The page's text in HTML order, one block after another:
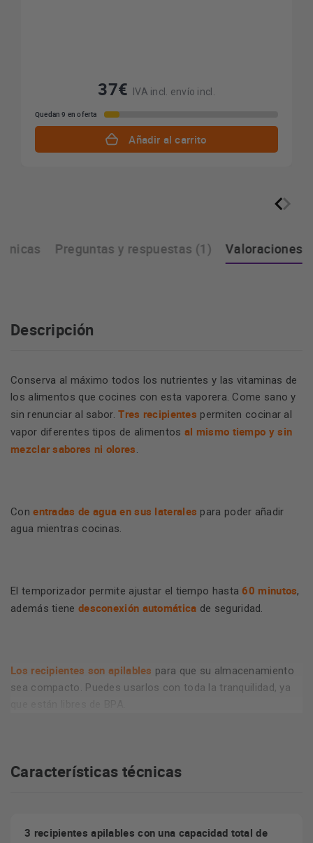
37€ IVA incl. envío incl.
Quedan 9 en oferta
Añadir al carrito
Preguntas y respuestas (1) Valoraciones
Descripción
Conserva al máximo todos los nutrientes y las vitaminas de
los alimentos que cocines con esta vaporera. Come sano y
sin renunciar al sabor.Tres recipientes permiten cocinar al
vapor diferentes tipos de alimentos al mismo tiempo y sin
mezclar sabores ni olores.
Con entradas de agua en sus laterales para poder añadir
agua mientras cocinas.
El temporizador permite ajustar el tiempo hasta60 minutos,
además tiene desconexión automática de seguridad.
Los recipientes son apilables para que su almacenamiento
sea compacto. Puedes usarlos con toda la tranquilidad, ya
Características técnicas
3 recipientes apilables con una capacidad total de